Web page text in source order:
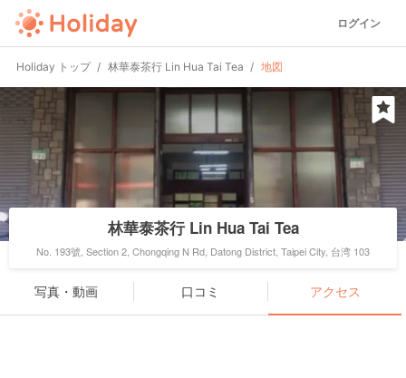
ログイン
Holiday トップ 林華泰茶行 Lin Hua Tai Tea 地図
林華泰茶行 Lin Hua Tai Tea
No. 193號, Section 2, Chongqing N Rd, Datong District, Taipei City, 台湾 103
写真・動画 口コミ アクセス